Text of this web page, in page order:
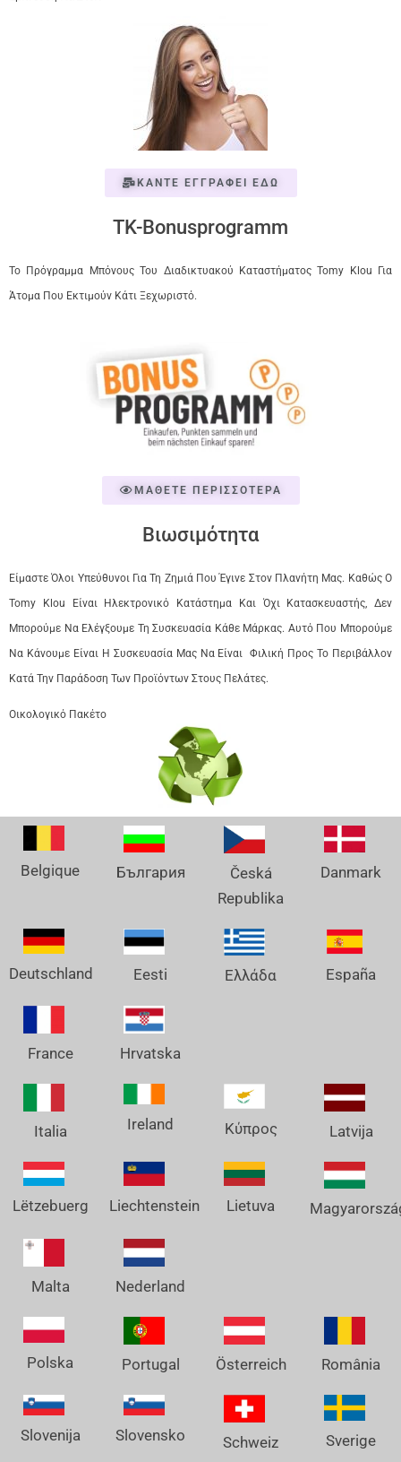
ΚΑΝΤΕ ΕΓΓΡΑΦΕΙ ΕΔΩ
TK-Bonusprogramm
Το Πρόγραμμα Μπόνους Του Διαδικτυακού Καταστήματος Tomy Klou Για
Άτομα Που Εκτιμούν Κάτι Ξεχωριστό.
ΜΑΘΕΤΕ ΠΕΡΙΣΣΟΤΕΡΑ
Βιωσιμότητα
Είμαστε Όλοι Υπεύθυνοι Για Τη Ζημιά Που Έγινε Στον Πλανήτη Μας. Καθώς Ο
Tomy Klou Είναι Ηλεκτρονικό Κατάστημα Και Όχι Κατασκευαστής, Δεν
Μπορούμε Να Ελέγξουμε Τη Συσκευασία Κάθε Μάρκας. Αυτό Που Μπορούμε
Να Κάνουμε Είναι Η Συσκευασία Μας Να Είναι Φιλική Προς Το Περιβάλλον
Κατά Την Παράδοση Των Προϊόντων Στους Πελάτες.
Οικολογικό Πακέτο
Belgique България
Česká
Republika
Danmark
Deutschland Eesti Ελλάδα España
France Hrvatska
Italia Ireland Κύπρος Latvija
Lëtzebuerg Liechtenstein Lietuva
Malta Nederland
Polska Portugal Österreich România
Slovenija Slovensko Schweiz Sverige